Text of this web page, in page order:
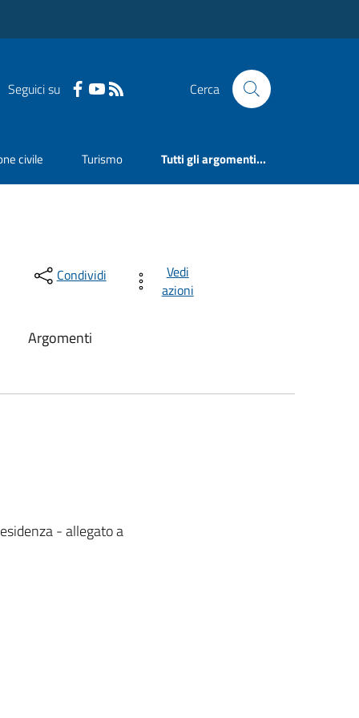
Seguici su Cerca
civile Turismo Tutti gli argomenti...
Condividi
Vedi
azioni
Argomenti
- allegato a